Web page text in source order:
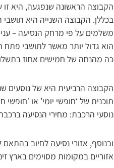
הקבוצה הראשונה שנפגעה, היא זו
בכללן. הקבוצה השנייה היא תושבי
משלמים על פי מרחק הנסיעה –
הוא גדול יותר מאשר לתושבי פתח
כה מהנחה של חמישים אחוז
תוכנית של ‘חופשי יומי’ או
נוסעי הרכבת: מחירי הנסיעה
ובנוסף, אזורי נסיעה לחיוב
אזוריים במקומות מסוימים בארץ זינקו לפתע מ-146 ל-225 שקלים, תלוי בטווח